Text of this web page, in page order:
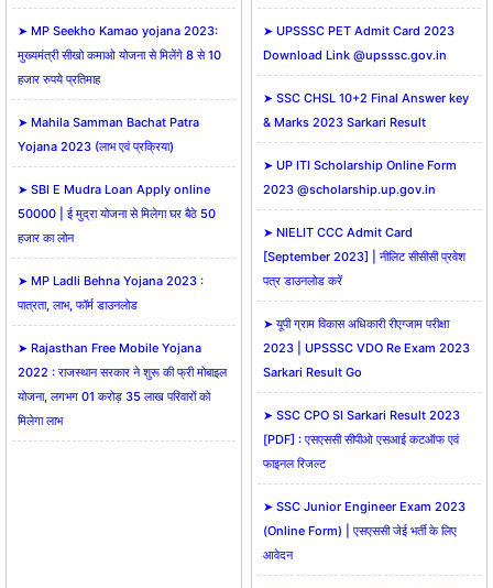
➤ MP Seekho Kamao yojana 2023:
मुख्यमंत्री सीखो कमाओ योजना से मिलेंगे 8 से 10
हजार रुपये प्रतिमाह
➤ Mahila Samman Bachat Patra
Yojana 2023 (लाभ एवं प्रक्रिया)
➤ SBI E Mudra Loan Apply online
50000 | ई मुद्रा योजना से मिलेगा घर बैठे 50
हजार का लोन
➤ MP Ladli Behna Yojana 2023 :
पात्रता, लाभ, फॉर्म डाउनलोड
➤ Rajasthan Free Mobile Yojana
2022 : राजस्‍थान सरकार ने शुरू की फ्री मोबाइल
योजना, लगभग 01 करोड़ 35 लाख परिवारों को
मिलेगा लाभ
➤ UPSSSC PET Admit Card 2023
Download Link @upsssc.gov.in
➤ SSC CHSL 10+2 Final Answer key
& Marks 2023 Sarkari Result
➤ UP ITI Scholarship Online Form
2023 @scholarship.up.gov.in
➤ NIELIT CCC Admit Card
[September 2023] | नीलिट सीसीसी प्रवेश
पत्र डाउनलोड करें
➤ यूपी ग्राम विकास अधिकारी रीएग्‍जाम परीक्षा
2023 | UPSSSC VDO Re Exam 2023
Sarkari Result Go
➤ SSC CPO SI Sarkari Result 2023
[PDF] : एसएससी सीपीओ एसआई कटऑफ एवं
फाइनल रिजल्ट
➤ SSC Junior Engineer Exam 2023
(Online Form) | एसएससी जेई भर्ती के लिए
आवेदन